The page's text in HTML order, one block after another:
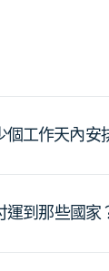
工作天內安
運到那些國家